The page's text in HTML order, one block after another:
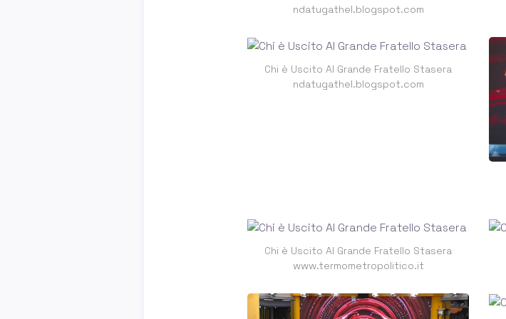
ndatugathel.blogspot.com
Chi è Uscito Al Grande Fratello Stasera
ndatugathel.blogspot.com
Chi è Uscito Al Grande Fratello Stasera
www.termometropolitico.it